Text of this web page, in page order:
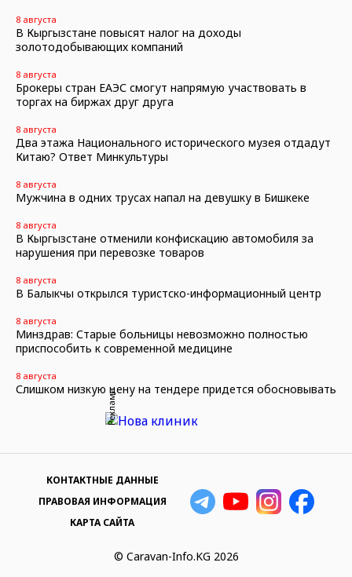
8 августа
В Кыргызстане повысят налог на доходы
золотодобывающих компаний
8 августа
Брокеры стран ЕАЭС смогут напрямую участвовать в
торгах на биржах друг друга
8 августа
Два этажа Национального исторического музея отдадут
Китаю? Ответ Минкультуры
8 августа
Мужчина в одних трусах напал на девушку в Бишкеке
8 августа
В Кыргызстане отменили конфискацию автомобиля за
нарушения при перевозке товаров
8 августа
В Балыкчы открылся туристско-информационный центр
8 августа
Минздрав: Старые больницы невозможно полностью
приспособить к современной медицине
8 августа
Слишком низкую цену на тендере придется обосновывать
Реклама
© Caravan-Info.KG 2026
КОНТАКТНЫЕ ДАННЫЕ
ПРАВОВАЯ ИНФОРМАЦИЯ
КАРТА САЙТА